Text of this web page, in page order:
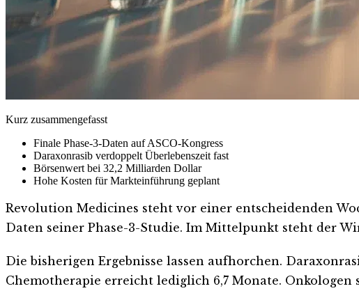
Kurz zusammengefasst
Finale Phase-3-Daten auf ASCO-Kongress
Daraxonrasib verdoppelt Überlebenszeit fast
Börsenwert bei 32,2 Milliarden Dollar
Hohe Kosten für Markteinführung geplant
Revolution Medicines steht vor einer entscheidenden
Daten seiner Phase-3-Studie. Im Mittelpunkt steht der
Die bisherigen Ergebnisse lassen aufhorchen.
Chemotherapie erreicht lediglich 6,7 Monate.